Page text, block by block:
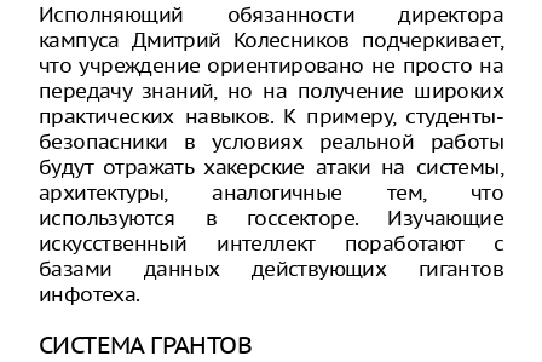
Исполняющий обязанности директора
кампуса Дмитрий Колесников подчеркивает,
что учреждение ориентировано не просто на
передачу знаний, но на получение широких
практических навыков. К примеру, студенты-
безопасники в условиях реальной работы
будут отражать хакерские атаки на системы,
архитектуры, аналогичные тем, что
используются в госсекторе. Изучающие
искусственный интеллект поработают с
базами данных действующих гигантов
инфотеха.
СИСТЕМА ГРАНТОВ